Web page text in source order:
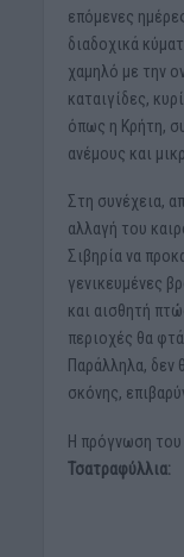
επόμενες
διαδοχικά
χαμηλό με την
καταιγίδες,
όπως η Κρήτη,
ανέμους και
Στη συνέχεια,
αλλαγή του
Σιβηρία να
γενικευμένες
και αισθητή
περιοχές θα
Παράλληλα, δεν
σκόνης,
Η πρόγνωση του
Τσατραφύλλια: